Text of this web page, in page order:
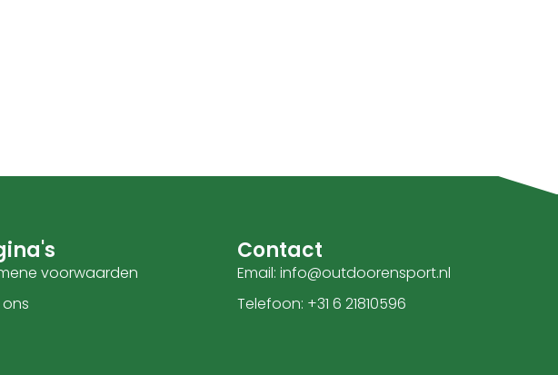
voorwaarden
Contact
Email: info@outdoorensport.nl
Telefoon: +31 6 21810596